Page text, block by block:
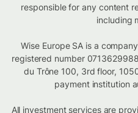
responsible for any content
including
Wise Europe SA is a
registered number
du Trône 100, 3rd floor,
payment institution
All investment services are